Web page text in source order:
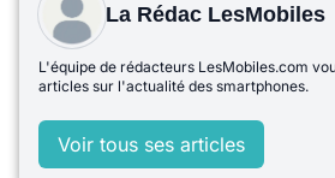
La Rédac LesMobiles
L'équipe de rédacteurs LesMobiles.com
articles sur l'actualité des smartphones.
Voir tous ses articles